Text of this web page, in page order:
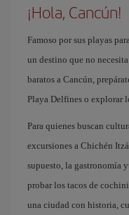
¡Hola, Cancún!
Famoso por sus playas
un destino que no
baratos a Cancún,
Playa Delfines o explorar
Para quienes buscan
excursiones a Chichén
supuesto, la gastronomía
probar los tacos de
una ciudad con historia,